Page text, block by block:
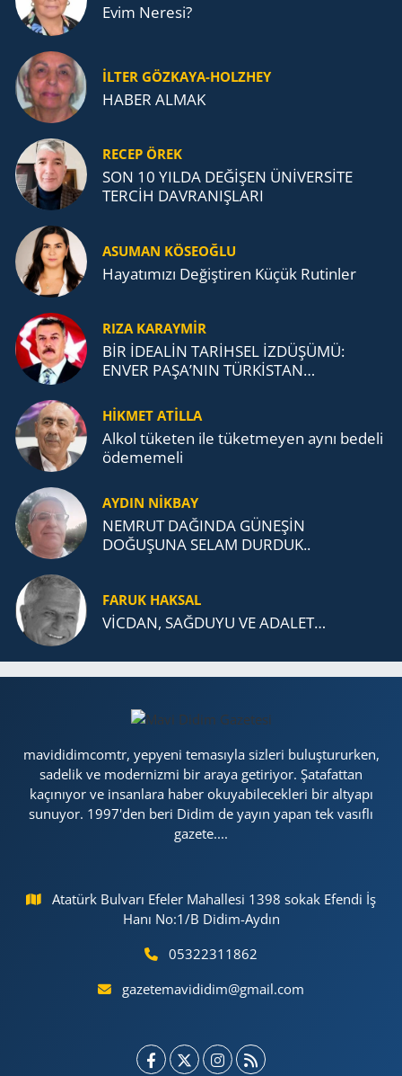
Evim Neresi?
İLTER GÖZKAYA-HOLZHEY
HABER ALMAK
RECEP ÖREK
SON 10 YILDA DEĞİŞEN ÜNİVERSİTE
TERCİH DAVRANIŞLARI
ASUMAN KÖSEOĞLU
Ha­ya­tı­mı­zı De­ğiş­ti­ren Küçük Ru­tin­ler
RIZA KARAYMIR
BİR İDEALİN TARİHSEL İZDÜŞÜMÜ:
ENVER PAŞA’NIN TÜRKİSTAN
TEŞKİLATI’NA UZANAN MİRASI
HİKMET ATİLLA
Alkol tü­ke­ten ile tü­ket­me­yen aynı be­de­li
öde­me­me­li
AYDIN NİKBAY
NEMRUT DAĞINDA GÜNEŞİN
DOĞUŞUNA SELAM DURDUK..
FARUK HAKSAL
VİCDAN, SAĞ­DU­YU VE ADA­LET…
mavididimcomtr, yepyeni temasıyla sizleri buluştururken,
sadelik ve modernizmi bir araya getiriyor. Şatafattan
kaçınıyor ve insanlara haber okuyabilecekleri bir altyapı
sunuyor. 1997'den beri Didim de yayın yapan tek vasıflı
gazete....
Atatürk Bulvarı Efeler Mahallesi 1398 sokak Efendi İş
Hanı No:1/B Didim-Aydın
05322311862
gazetemavididim@gmail.com